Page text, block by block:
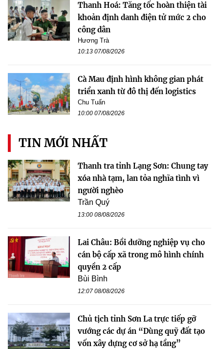
Thanh Hoá: Tăng tốc hoàn thiện tài
khoản định danh điện tử mức 2 cho
công dân
Hương Trà
10:13 07/08/2026
Cà Mau định hình không gian phát
triển xanh từ đô thị đến logistics
Chu Tuấn
10:00 07/08/2026
TIN MỚI NHẤT
Thanh tra tỉnh Lạng Sơn: Chung tay
xóa nhà tạm, lan tỏa nghĩa tình vì
người nghèo
Trần Quý
13:00 08/08/2026
Lai Châu: Bồi dưỡng nghiệp vụ cho
cán bộ cấp xã trong mô hình chính
quyền 2 cấp
Bùi Bình
12:07 08/08/2026
Chủ tịch tỉnh Sơn La trực tiếp gỡ
vướng các dự án “Dùng quỹ đất tạo
vốn xây dựng cơ sở hạ tầng”